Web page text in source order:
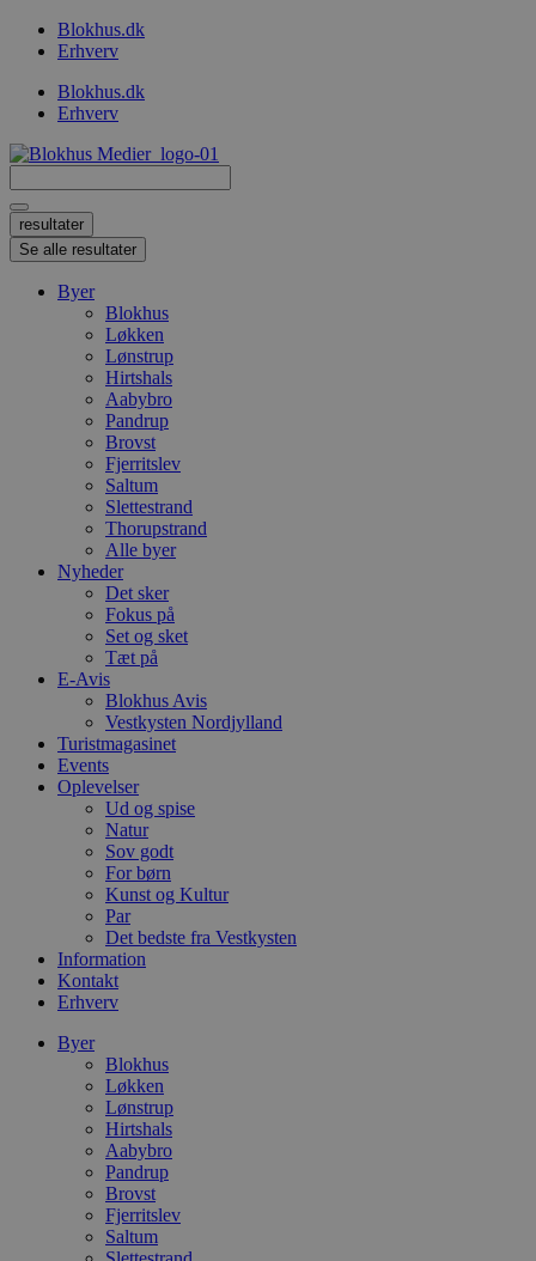
VidereBlokhus.dk
Erhverv
Blokhus.dk
Erhverv
...
resultater
Se alle resultater
Byer
Blokhus
Løkken
Lønstrup
Hirtshals
Aabybro
Pandrup
Brovst
Fjerritslev
Saltum
Slettestrand
Thorupstrand
Alle byer
Nyheder
Det sker
Fokus på
Set og sket
Tæt på
E-Avis
Blokhus Avis
Vestkysten Nordjylland
Turistmagasinet
Events
Oplevelser
Ud og spise
Natur
Sov godt
For børn
Kunst og Kultur
Par
Det bedste fra Vestkysten
Information
Kontakt
Erhverv
Byer
Blokhus
Løkken
Lønstrup
Hirtshals
Aabybro
Pandrup
Brovst
Fjerritslev
Saltum